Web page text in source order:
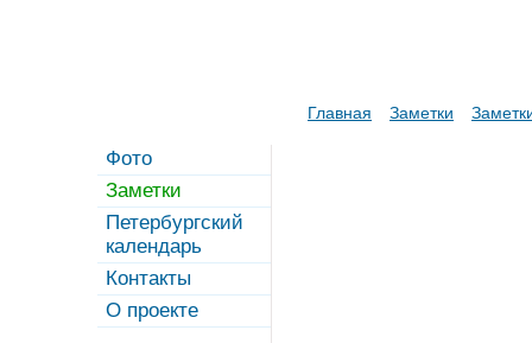
Фото
Заметки
Петербургский
календарь
Контакты
О проекте
Главная Заметки